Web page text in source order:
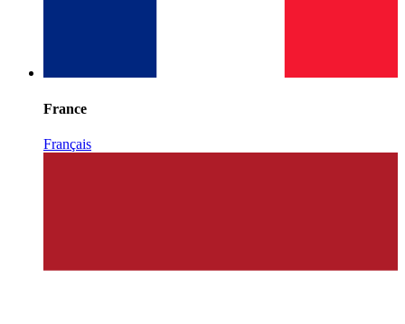
France
Français